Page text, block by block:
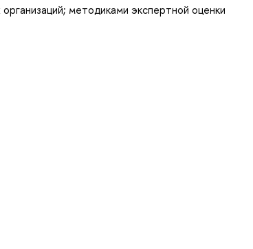
методиками экспертной оценки